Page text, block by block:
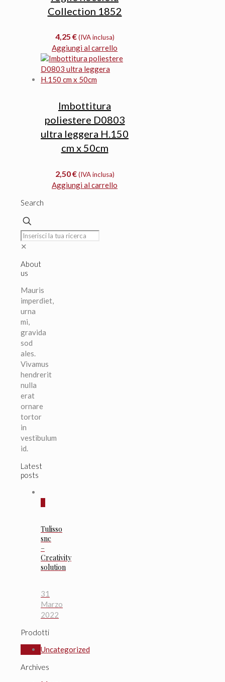
Collection 1852
4,25 € (IVA inclusa)
Aggiungi al carrello
Imbottitura
poliestere D0803
ultra leggera H.150
cm x 50cm
2,50€ (IVA inclusa)
Aggiungi al carrello
Search
✕
About
us
Mauris
imperdiet,
urna
mi,
gravida
sod
ales.
Vivamus
hendrerit
nulla
erat
ornare
tortor
in
vestibulum
id.
Latest
posts
Tulisso
snc
–
Creativity
solution
31
Marzo
2022
Prodotti
Uncategorized
Archives